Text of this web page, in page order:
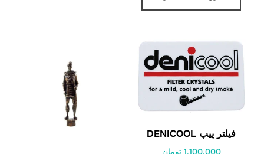
فیلتر پیپ DENICOOL
1.100.000 تومان